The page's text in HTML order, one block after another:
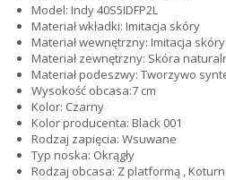
Model: Indy 40S5IDFP2L
Materiał wkładki: Imitacja skóry
Materiał wewnętrzny: Imitacja skóry
Materiał zewnętrzny: Skóra
Materiał podeszwy: Tworzywo
Wysokość obcasa:7 cm
Kolor: Czarny
Kolor producenta: Black 001
Rodzaj zapięcia: Wsuwane
Typ noska: Okrągły
Rodzaj obcasa: Z platformą , Koturn